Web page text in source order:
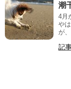
潮
4月
や
が
記